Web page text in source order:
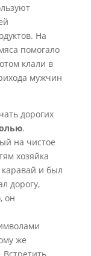
На
помогало
клали в
мужчин
дорогих
.
на чистое
хозяйка
и был
дорогу,
он
же